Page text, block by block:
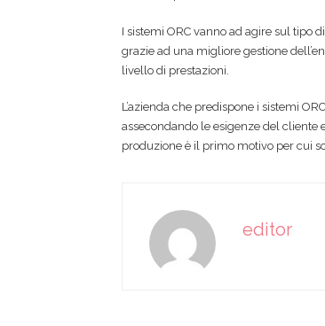
I sistemi ORC vanno ad agire sul tipo
grazie ad una migliore gestione
livello di prestazioni.
L’azienda che predispone i sistemi
assecondando le esigenze del cliente
produzione è il primo motivo per cui
editor